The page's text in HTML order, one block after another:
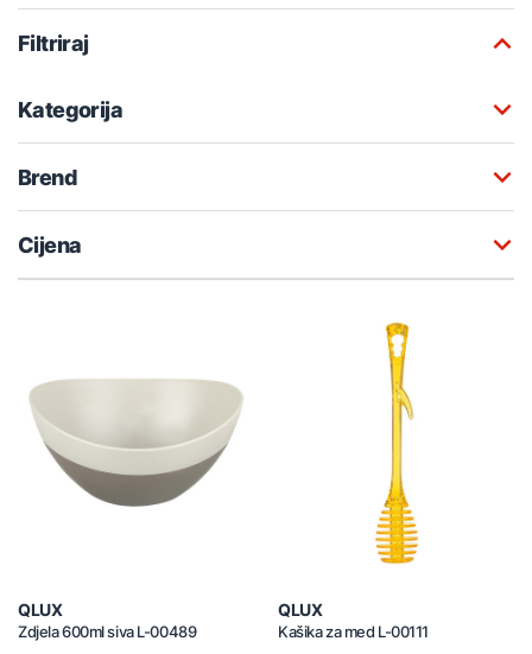
Filtriraj
Kategorija
Brend
Cijena
QLUX
Zdjela 600ml siva L-00489
QLUX
Kašika za med L-00111